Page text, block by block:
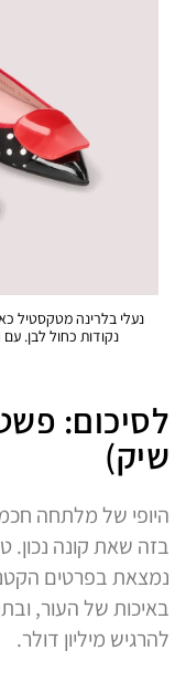
נעלי בלרינה מטקסטיל
נקודות כחול לבן.
לסיכום:
שיק)
היופי של מלתחה
בזה שאת קונה נכון.
נמצאת בפרטים
באיכות של העור,
להרגיש מיליון דולר.